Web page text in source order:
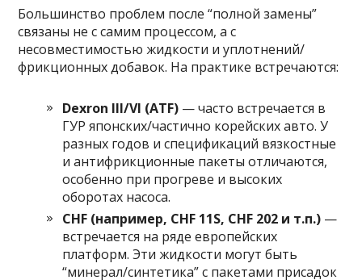
Большинство проблем после “полной замены”
связаны не с самим процессом, а с
несовместимостью жидкости и уплотнений/
фрикционных добавок. На практике встречаются:
Dexron III/VI (ATF) — часто встречается в
ГУР японских/частично корейских авто. У
разных годов и спецификаций вязкостные
и антифрикционные пакеты отличаются,
особенно при прогреве и высоких
оборотах насоса.
CHF (например, CHF 11S, CHF 202 и т.п.) —
встречается на ряде европейских
платформ. Эти жидкости могут быть
“минерал/синтетика” с пакетами присадок